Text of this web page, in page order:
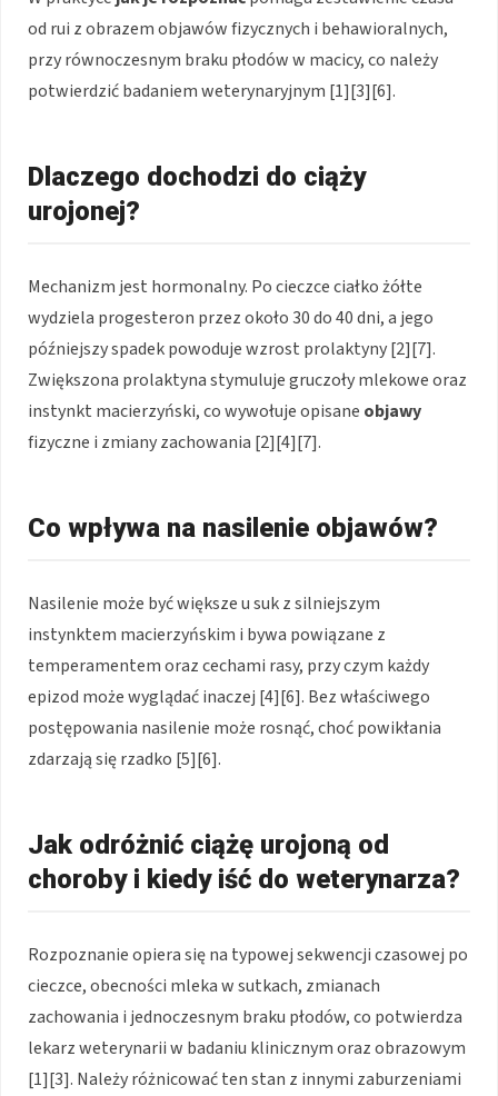
od rui z obrazem objawów fizycznych i behawioralnych,
przy równoczesnym braku płodów w macicy, co należy
potwierdzić badaniem weterynaryjnym [1][3][6].
Dlaczego dochodzi do ciąży
urojonej?
Mechanizm jest hormonalny. Po cieczce ciałko żółte
wydziela progesteron przez około 30 do 40 dni, a jego
późniejszy spadek powoduje wzrost prolaktyny [2][7].
Zwiększona prolaktyna stymuluje gruczoły mlekowe oraz
instynkt macierzyński, co wywołuje opisane objawy
fizyczne i zmiany zachowania [2][4][7].
Co wpływa na nasilenie objawów?
Nasilenie może być większe u suk z silniejszym
instynktem macierzyńskim i bywa powiązane z
temperamentem oraz cechami rasy, przy czym każdy
epizod może wyglądać inaczej [4][6]. Bez właściwego
postępowania nasilenie może rosnąć, choć powikłania
zdarzają się rzadko [5][6].
Jak odróżnić ciążę urojoną od
choroby i kiedy iść do weterynarza?
Rozpoznanie opiera się na typowej sekwencji czasowej po
cieczce, obecności mleka w sutkach, zmianach
zachowania i jednoczesnym braku płodów, co potwierdza
lekarz weterynarii w badaniu klinicznym oraz obrazowym
[1][3]. Należy różnicować ten stan z innymi zaburzeniami